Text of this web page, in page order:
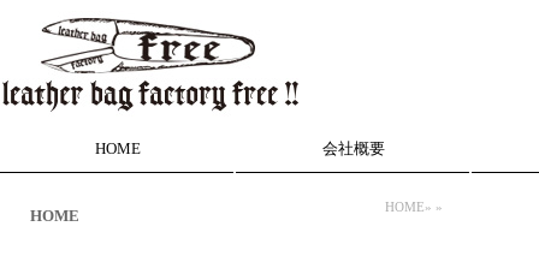
HOME 会社概要
HOME» »
HOME